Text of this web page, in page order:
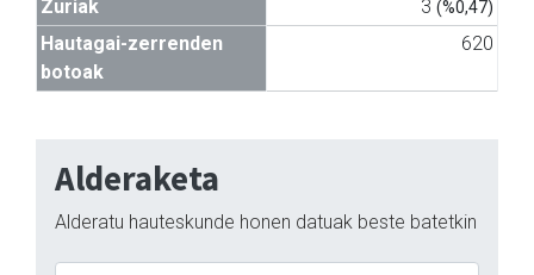
Zuriak 3 (%0,47)
Hautagai-zerrenden
botoak
620
Alderaketa
Alderatu hauteskunde honen datuak beste batetkin